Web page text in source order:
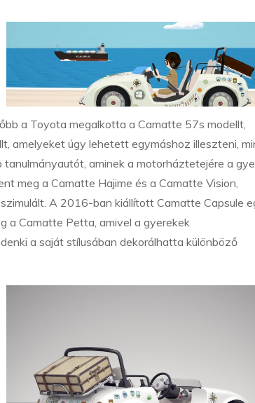
a Toyota megalkotta a Camatte 57s modellt,
amelyeket úgy lehetett egymáshoz illeszteni,
aminek a motorháztetejére a
meg a Camatte Hajime és a Camatte Vision,
A 2016-ban kiállított Camatte Capsule
a Camatte Petta, amivel a gyerekek
a saját stílusában dekorálhatta különböző